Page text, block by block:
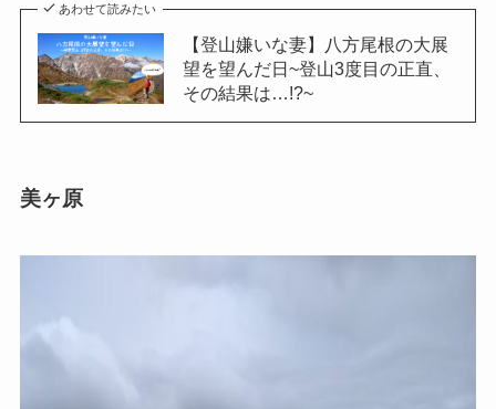
あわせて読みたい
【登山嫌いな妻】八方尾根の大展
望を望んだ日~登山3度目の正直、
その結果は…!?~
美ヶ原